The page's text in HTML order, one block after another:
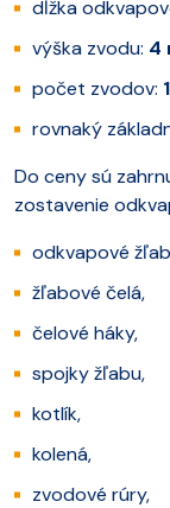
dĺžka
výška zvodu: 4
počet zvodov:
rovnaký
Do ceny sú
zostavenie
odkvapové
žľabové čelá,
čelové háky,
spojky žľabu,
kotlík,
kolená,
zvodové rúry,